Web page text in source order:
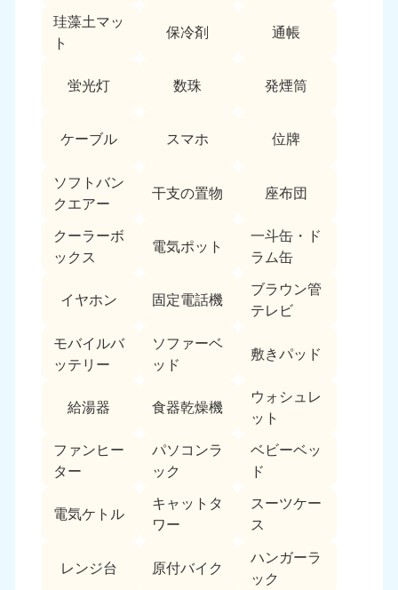
珪藻土マッ
ト
保冷剤 通帳
蛍光灯 数珠 発煙筒
ケーブル スマホ 位牌
ソフトバン
クエアー
干支の置物 座布団
クーラーボ
ックス
電気ポット
一斗缶・ド
ラム缶
イヤホン 固定電話機
ブラウン管
テレビ
モバイルバ
ッテリー
ソファーベ
ッド
敷きパッド
給湯器 食器乾燥機
ウォシュレ
ット
ファンヒー
ター
パソコンラ
ック
ベビーベッ
ド
電気ケトル
キャットタ
ワー
スーツケー
ス
レンジ台 原付バイク
ハンガーラ
ック
9:00〜19:00 年中無休 9:00〜19:00 年中無休
050-1880-9891 050-1880-9889
大分県
9:00〜19:00 年中無休
宮崎県
050-1880-9892
9:00〜19:00 年中無休
050-1880-9887
9:00〜19:00 年中無休